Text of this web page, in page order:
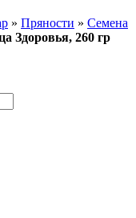
» Пряности » Семена
Здоровья, 260 гр